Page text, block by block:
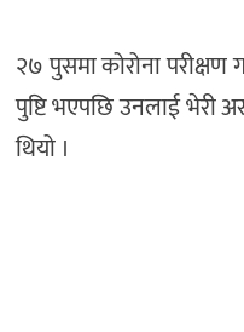
२७ पुसमा कोरोना परीक्षण
पुष्टि भएपछि उनलाई भेरी
थियो ।